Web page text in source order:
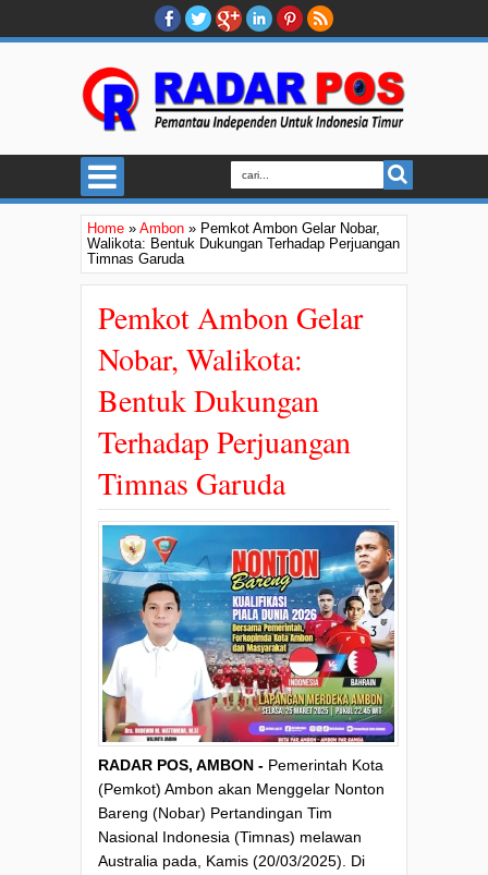
Home » Ambon » Pemkot Ambon Gelar Nobar,
Walikota: Bentuk Dukungan Terhadap Perjuangan
Timnas Garuda
Pemkot Ambon Gelar
Nobar, Walikota:
Bentuk Dukungan
Terhadap Perjuangan
Timnas Garuda
RADAR POS, AMBON - Pemerintah Kota
(Pemkot) Ambon akan Menggelar Nonton
Bareng (Nobar) Pertandingan Tim
Nasional Indonesia (Timnas) melawan
Australia pada, Kamis (20/03/2025). Di